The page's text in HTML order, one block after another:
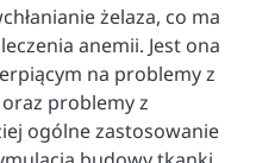
żelaza, co ma
anemii. Jest ona
na problemy z
problemy z
ogólne zastosowanie